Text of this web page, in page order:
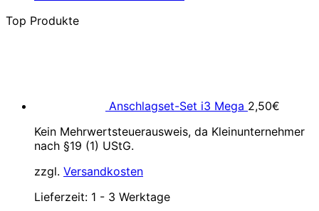
Top Produkte
Anschlagset-Set i3 Mega 2,50€
Kein Mehrwertsteuerausweis, da Kleinunternehmer
nach §19 (1) UStG.
zzgl. Versandkosten
Lieferzeit: 1 - 3 Werktage